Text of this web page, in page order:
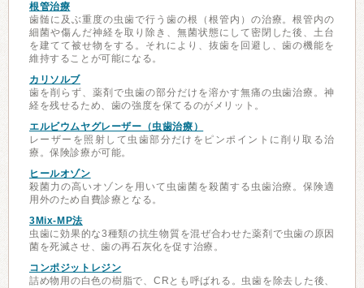
根管治療
歯髄に及ぶ重度の虫歯で行う歯の根（根管内）の治療。根管内の
細菌や傷んだ神経を取り除き、無菌状態にして密閉した後、土台
を建てて被せ物をする。それにより、抜歯を回避し、歯の機能を
維持することが可能になる。
カリソルブ
歯を削らず、薬剤で虫歯の部分だけを溶かす無痛の虫歯治療。神
経を残せるため、歯の強度を保てるのがメリット。
エルビウムヤグレーザー（虫歯治療）
レーザーを照射して虫歯部分だけをピンポイントに削り取る治
療。保険診療が可能。
ヒールオゾン
殺菌力の高いオゾンを用いて虫歯菌を殺菌する虫歯治療。保険適
用外のため自費診療となる。
3Mix-MP法
虫歯に効果的な3種類の抗生物質を混ぜ合わせた薬剤で虫歯の原因
菌を死滅させ、歯の再石灰化を促す治療。
コンポジットレジン
詰め物用の白色の樹脂で、CRとも呼ばれる。虫歯を除去した後、